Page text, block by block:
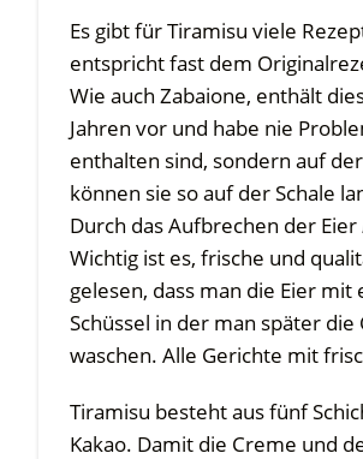
Es gibt für Tiramisu viele
entspricht fast dem
Wie auch Zabaione, enthält
Jahren vor und habe nie
enthalten sind, sondern auf
können sie so auf der Schale
Durch das Aufbrechen der Eier
Wichtig ist es, frische und
gelesen, dass man die Eier
Schüssel in der man später
waschen. Alle Gerichte mit
Tiramisu besteht aus fünf
Kakao. Damit die Creme und